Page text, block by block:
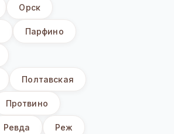
Орск
Парфино
Полтавская
Протвино
Ревда Реж